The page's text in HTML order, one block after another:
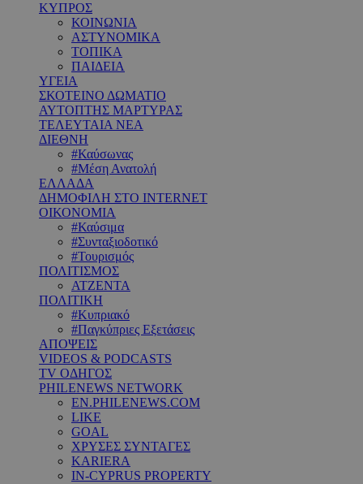
ΚΥΠΡΟΣ
ΚΟΙΝΩΝΙΑ
ΑΣΤΥΝΟΜΙΚΑ
ΤΟΠΙΚΑ
ΠΑΙΔΕΙΑ
ΥΓΕΙΑ
ΣΚΟΤΕΙΝΟ ΔΩΜΑΤΙΟ
ΑΥΤΟΠΤΗΣ ΜΑΡΤΥΡΑΣ
ΤΕΛΕΥΤΑΙΑ ΝΕΑ
ΔΙΕΘΝΗ
#Καύσωνας
#Μέση Ανατολή
ΕΛΛΑΔΑ
ΔΗΜΟΦΙΛΗ ΣΤΟ INTERNET
ΟΙΚΟΝΟΜΙΑ
#Καύσιμα
#Συνταξιοδοτικό
#Τουρισμός
ΠΟΛΙΤΙΣΜΟΣ
ΑΤΖΕΝΤΑ
ΠΟΛΙΤΙΚΗ
#Κυπριακό
#Παγκύπριες Εξετάσεις
ΑΠΟΨΕΙΣ
VIDEOS & PODCASTS
TV ΟΔΗΓΟΣ
PHILENEWS NETWORK
EN.PHILENEWS.COM
LIKE
GOAL
ΧΡΥΣΕΣ ΣΥΝΤΑΓΕΣ
KARIERA
IN-CYPRUS PROPERTY